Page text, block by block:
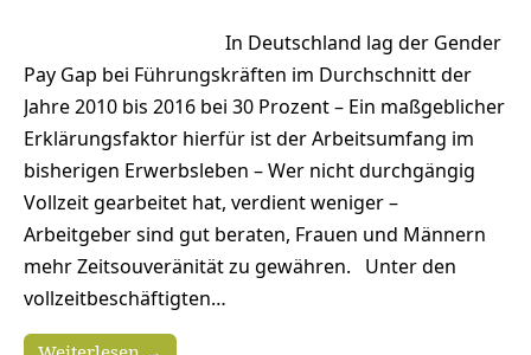
In Deutschland lag der Gender
Pay Gap bei Führungskräften im Durchschnitt der
Jahre 2010 bis 2016 bei 30 Prozent – Ein maßgeblicher
Erklärungsfaktor hierfür ist der Arbeitsumfang im
bisherigen Erwerbsleben – Wer nicht durchgängig
Vollzeit gearbeitet hat, verdient weniger –
Arbeitgeber sind gut beraten, Frauen und Männern
mehr Zeitsouveränität zu gewähren. Unter den
vollzeitbeschäftigten…